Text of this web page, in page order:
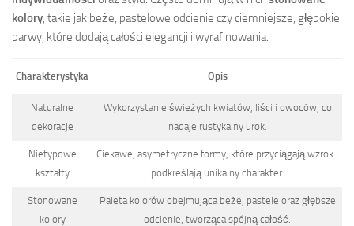
kolory, takie jak beże, pastelowe odcienie czy ciemniejsze, głębokie
barwy, które dodają całości elegancji i wyrafinowania.
Charakterystyka Opis
Naturalne
dekoracje
Wykorzystanie świeżych kwiatów, liści i owoców, co
nadaje rustykalny urok.
Nietypowe
kształty
Ciekawe, asymetryczne formy, które przyciągają wzrok i
podkreślają unikalny charakter.
Stonowane
kolory
Paleta kolorów obejmująca beże, pastele oraz głębsze
odcienie, tworząca spójną całość.